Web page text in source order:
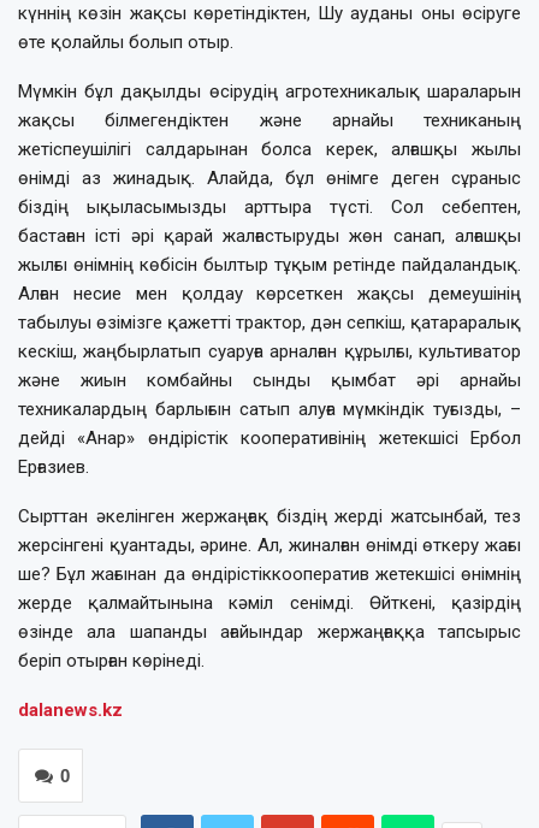
күннің көзін жақсы көретіндіктен, Шу ауданы оны өсіруге
өте қолайлы болып отыр.
Мүмкін бұл дақылды өсірудің агротехникалық шараларын
жақсы білмегендіктен және арнайы техниканың
жетіспеушілігі салдарынан болса керек, алғашқы жылы
өнімді аз жинадық. Алайда, бұл өнімге деген сұраныс
біздің ықыласымызды арттыра түсті. Сол себептен,
бастаған істі әрі қарай жалғастыруды жөн санап, алғашқы
жылғы өнімнің көбісін былтыр тұқым ретінде пайдаландық.
Алған несие мен қолдау көрсеткен жақсы демеушінің
табылуы өзімізге қажетті трактор, дән сепкіш, қатараралық
кескіш, жаңбырлатып суаруға арналған құрылғы, культиватор
және жиын комбайны сынды қымбат әрі арнайы
техникалардың барлығын сатып алуға мүмкіндік туғызды, –
дейді «Анар» өндірістік кооперативінің жетекшісі Ербол
Ерғазиев.
Сырттан әкелінген жержаңғақ біздің жерді жатсынбай, тез
жерсінгені қуантады, әрине. Ал, жиналған өнімді өткеру жағы
ше? Бұл жағынан да өндірістіккооператив жетекшісі өнімнің
жерде­ қалмайтынына кәміл сенімді. Өйткені, қазірдің
өзінде ала шапанды ағайындар жержаңғаққа тапсырыс
беріп отырған көрінеді.
dalanews.kz
0